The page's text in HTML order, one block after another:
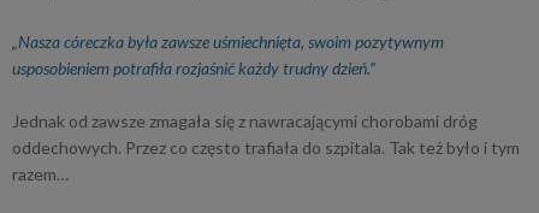
„Nasza córeczka była zawsze uśmiechnięta, swoim pozytywnym
usposobieniem potrafiła rozjaśnić każdy trudny dzień.”
Jednak od zawsze zmagała się z nawracającymi chorobami dróg
oddechowych. Przez co często trafiała do szpitala. Tak też było i tym
razem…